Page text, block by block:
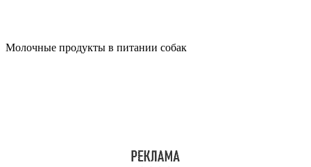
Молочные продукты в питании собак